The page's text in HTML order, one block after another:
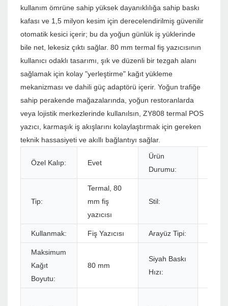
kullanım ömrüne sahip yüksek dayanıklılığa sahip baskı
kafası ve 1,5 milyon kesim için derecelendirilmiş güvenilir
otomatik kesici içerir; bu da yoğun günlük iş yüklerinde
bile net, lekesiz çıktı sağlar. 80 mm termal fiş yazıcısının
kullanıcı odaklı tasarımı, şık ve düzenli bir tezgah alanı
sağlamak için kolay "yerleştirme" kağıt yükleme
mekanizması ve dahili güç adaptörü içerir. Yoğun trafiğe
sahip perakende mağazalarında, yoğun restoranlarda
veya lojistik merkezlerinde kullanılsın, ZY808 termal POS
yazıcı, karmaşık iş akışlarını kolaylaştırmak için gereken
teknik hassasiyeti ve akıllı bağlantıyı sağlar.
Özel Kalıp: Evet
Ürün
Durumu:
Tip:
Termal, 80
mm fiş
yazıcısı
Stil:
Kullanmak: Fiş Yazıcısı Arayüz Tipi:
Maksimum
Kağıt
Boyutu:
80 mm
Siyah Baskı
Hızı: